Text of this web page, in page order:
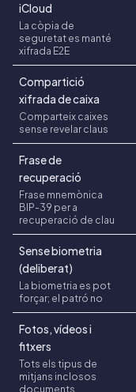
iCloud
La còpia de
seguretat es manté
xifrada E2E
Compartició
xifrada de caixa
Comparteix caixes
sense revelar claus
Frase de
recuperació
Frase mnemònica
BIP-39 per a
recuperació de clau
Sense biometria
(deliberat)
La biometria es pot
forçar; el patró no
Fotos, vídeos i
fitxers
Tots els tipus de
mitjans inclosos
documents